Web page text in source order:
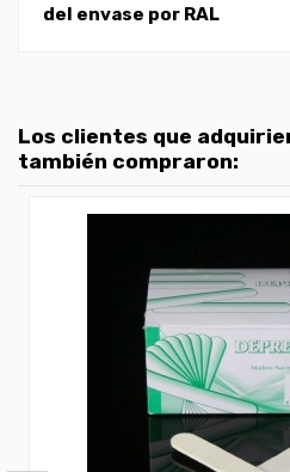
del envase por RAL
Los clientes que
también compraron: